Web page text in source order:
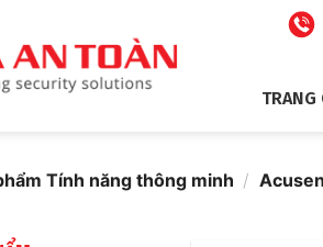
TRANG
Tính năng thông minh /